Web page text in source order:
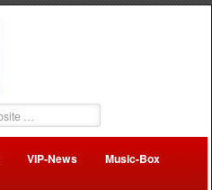
VIP-News Music-Box